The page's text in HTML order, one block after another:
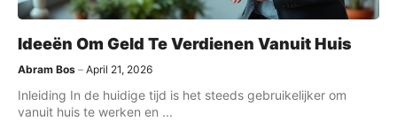
Ideeën Om Geld Te Verdienen Vanuit Huis
Abram Bos April 21, 2026
Inleiding In de huidige tijd is het steeds gebruikelijker om
vanuit huis te werken en ...